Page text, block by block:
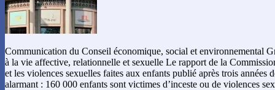
Communication du Conseil économique, social et environnemental
à la vie affective, relationnelle et sexuelle Le rapport de la
et les violences sexuelles faites aux enfants publié après trois années
alarmant : 160 000 enfants sont victimes d’inceste ou de violences